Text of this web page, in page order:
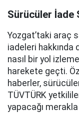
Sürücüler İade
Yozgat’taki araç
iadeleri hakkında
nasıl bir yol
harekete geçti.
haberler,
TÜVTÜRK
yapacağı